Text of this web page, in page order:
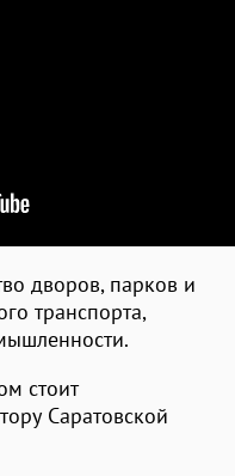
дворов, парков и
транспорта,
стоит
Саратовской